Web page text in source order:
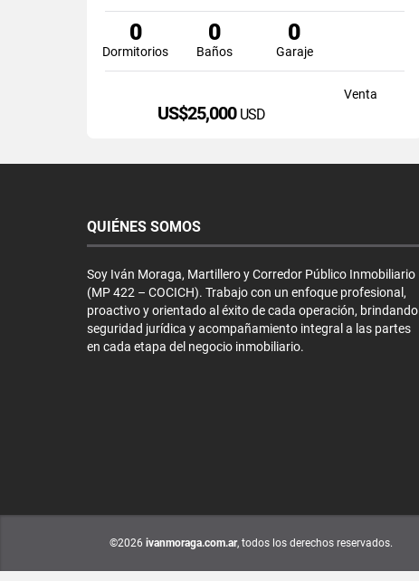
0
Dormitorios
0
Baños
0
Garaje
Venta
US$25,000 USD
QUIÉNES SOMOS
Soy Iván Moraga, Martillero y Corredor Público Inmobiliario
(MP 422 – COCICH). Trabajo con un enfoque profesional,
proactivo y orientado al éxito de cada operación, brindando
seguridad jurídica y acompañamiento integral a las partes
en cada etapa del negocio inmobiliario.
©2026 ivanmoraga.com.ar, todos los derechos reservados.